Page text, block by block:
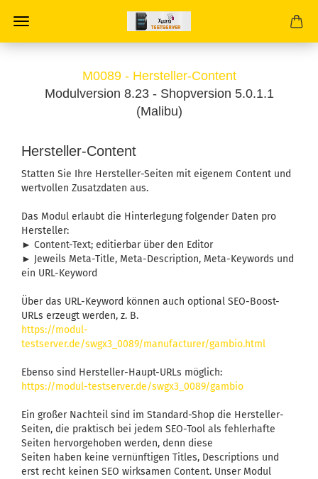
M0089 - Hersteller-Content
Modulversion 8.23 - Shopversion 5.0.1.1
(Malibu)
Hersteller-Content
Statten Sie Ihre Hersteller-Seiten mit eigenem Content und
wertvollen Zusatzdaten aus.
Das Modul erlaubt die Hinterlegung folgender Daten pro
Hersteller:
► Content-Text; editierbar über den Editor
► Jeweils Meta-Title, Meta-Description, Meta-Keywords und
ein URL-Keyword
Über das URL-Keyword können auch optional SEO-Boost-
URLs erzeugt werden, z. B.
https://modul-
testserver.de/swgx3_0089/manufacturer/gambio.html
Ebenso sind Hersteller-Haupt-URLs möglich:
https://modul-testserver.de/swgx3_0089/gambio
Ein großer Nachteil sind im Standard-Shop die Hersteller-
Seiten, die praktisch bei jedem SEO-Tool als fehlerhafte
Seiten hervorgehoben werden, denn diese
Seiten haben keine vernünftigen Titles, Descriptions und
erst recht keinen SEO wirksamen Content. Unser Modul